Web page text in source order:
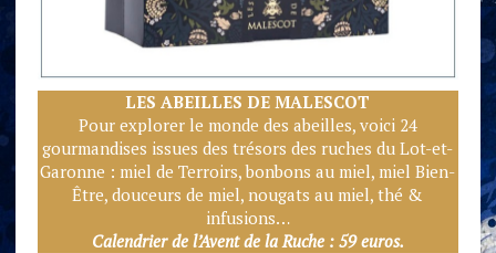
LES ABEILLES DE MALESCOT
Pour explorer le monde des abeilles, voici 24
gourmandises issues des trésors des ruches du Lot-et-
Garonne : miel de Terroirs, bonbons au miel, miel Bien-
Être, douceurs de miel, nougats au miel, thé &
infusions…
Calendrier de l’Avent de la Ruche : 59 euros.